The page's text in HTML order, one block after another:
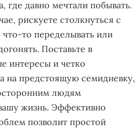
где давно мечтали побывать.
рискуете столкнуться с
то переделывать или
Поставьте в
интересы и четко
на предстоящую семидневку,
людям
жизнь. Эффективно
позволит простой